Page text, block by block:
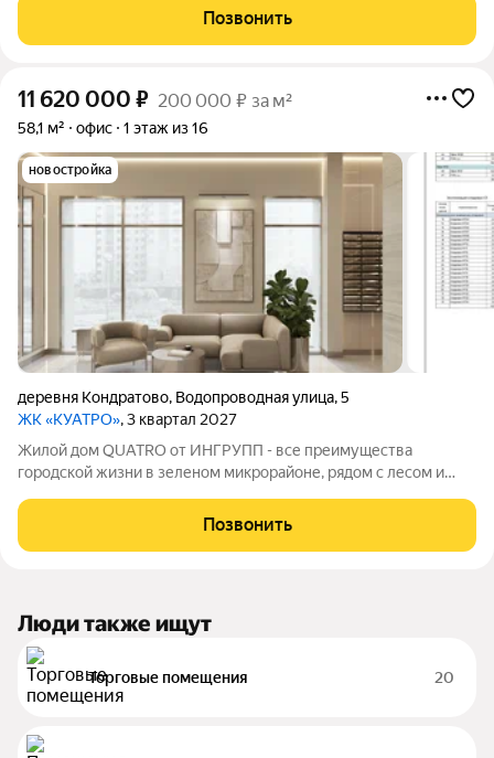
Шесть секций объединены общей архитектурой, закрытым
двор-садом на стилобате и
Позвонить
11 620 000 ₽ 200 000 ₽ за м²
58,1 м² офис 1 этаж из 16
новостройка
деревня Кондратово, Водопроводная улица,5
ЖК «КУАТРО», 3 квартал 2027
Жилой дом QUATRO от ИНГРУПП - все преимущества
городской жизни в зеленом микрорайоне, рядом с лесом и
технологии строительства защитят приватность и
спокойствие жильцов, а интеллектуальные системы
Позвонить
Люди также ищут
Торговые помещения 20